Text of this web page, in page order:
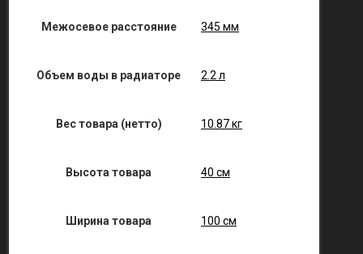
Межосевое расстояние 345 мм
Объем воды в радиаторе 2.2 л
Вес товара (нетто) 10.87 кг
Высота товара 40 см
Ширина товара 100 см